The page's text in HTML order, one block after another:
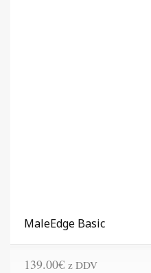
MaleEdge Basic
139.00€ z DDV